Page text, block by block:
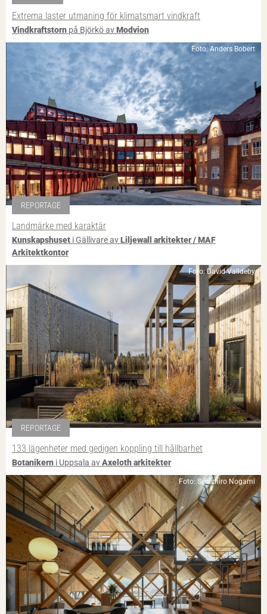
Extrema laster utmaning för klimatsmart vindkraft
Vindkraftstorn på Björkö avModvion
Foto: Anders Bobert
REPORTAGE
Landmärke med karaktär
Kunskapshuset i Gällivare avLiljewall arkitekter / MAF
Arkitektkontor
Foto: David Valldeby
REPORTAGE
133 lägenheter med gedigen koppling till hållbarhet
Botanikern i Uppsala avAxeloth arkitekter
Foto: Senichiro Nogami